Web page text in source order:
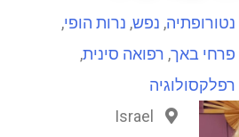
נטורופתיה, נפש, נרות הופי,
פרחי באך, רפואה סינית,
רפלקסולוגיה
Israel